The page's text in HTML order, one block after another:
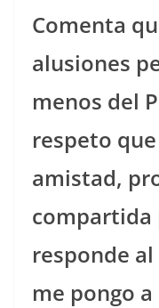
Comenta
alusiones
menos del
respeto
amistad,
compartida
responde
me pongo